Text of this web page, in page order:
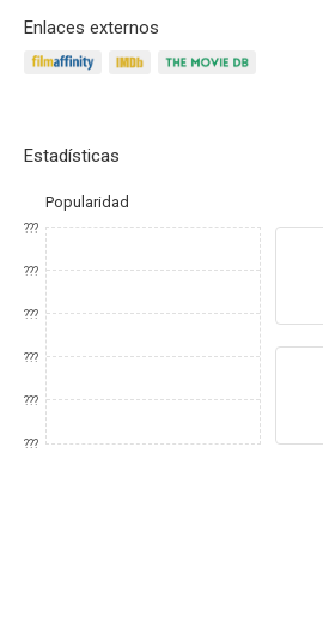
Enlaces externos
Estadísticas
Popularidad
???
???
???
???
???
???